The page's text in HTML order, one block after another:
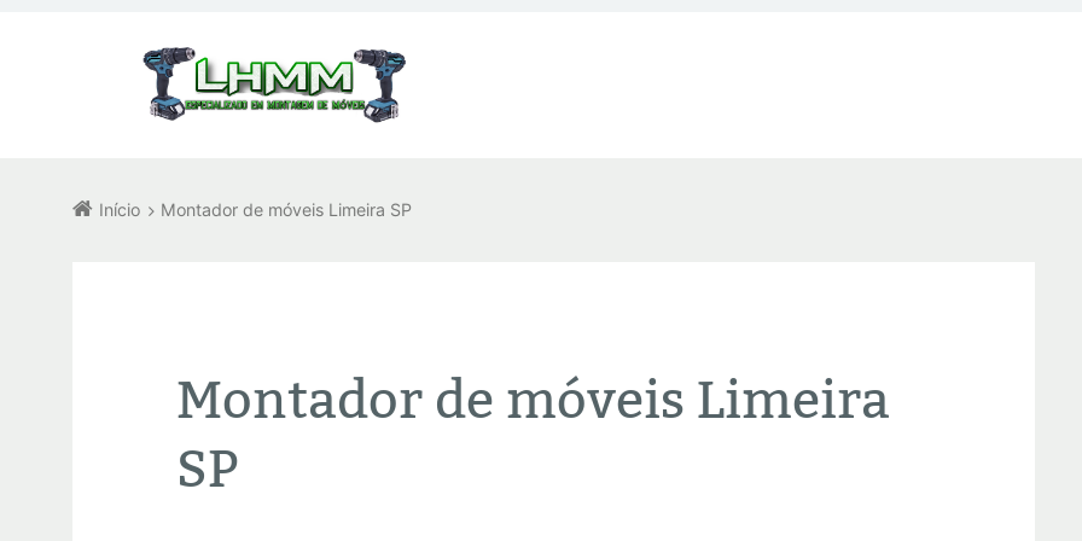
Início Montador de móveis Limeira SP
Montador de móveis Limeira
SP